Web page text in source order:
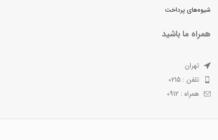
شیوه‌های پرداخت
همراه ما باشید
تهران
تلفن : 0215
همراه : 0912